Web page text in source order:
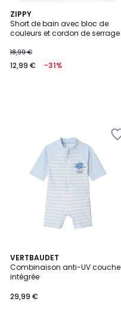
ZIPPY
Short de bain avec bloc de
couleurs et cordon de serrage
18,99 €
12,99 € -31%
VERTBAUDET
Combinaison anti-UV couche
intégrée
29,99 €